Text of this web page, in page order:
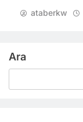
ataberkw
Ara